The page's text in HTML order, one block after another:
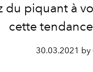
du piquant à
cette
30.03.2021 by